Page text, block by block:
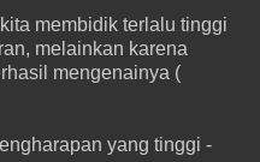
membidik terlalu tinggi
melainkan karena
mengenainya (
yang tinggi -